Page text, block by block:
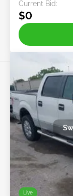
Current Bid:
$0
Live